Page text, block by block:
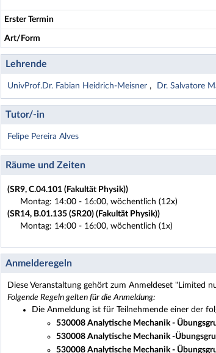
Erster Termin
Art/Form
Lehrende
UnivProf.Dr. Fabian Heidrich-Meisner Dr. Salvatore
Tutor/-in
Felipe Pereira Alves
Räume und Zeiten
(SR9, C.04.101 (Fakultät Physik))
Montag: 14:00 - 16:00, wöchentlich (12x)
(SR14, B.01.135 (SR20) (Fakultät Physik))
Montag: 14:00 - 16:00, wöchentlich (1x)
Anmelderegeln
Diese Veranstaltung gehört zum Anmeldeset "Limited
Folgende Regeln gelten für die Anmeldung:
Die Anmeldung ist für Teilnehmende einer der
530008 Analytische Mechanik -
530008 Analytische Mechanik -
530008 Analytische Mechanik -